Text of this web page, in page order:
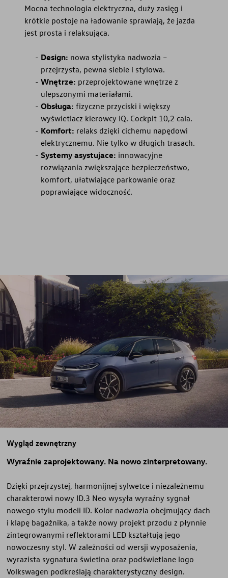
Mocna technologia elektryczna, duży zasięg i
krótkie postoje na ładowanie sprawiają, że jazda
jest prosta i relaksująca.
Design: nowa stylistyka nadwozia –
przejrzysta, pewna siebie i stylowa.
Wnętrze: przeprojektowane wnętrze z
ulepszonymi materiałami.
Obsługa: fizyczne przyciski i większy
wyświetlacz kierowcy IQ. Cockpit 10,2 cala.
Komfort: relaks dzięki cichemu napędowi
elektrycznemu. Nie tylko w długich trasach.
Systemy asystujace: innowacyjne
rozwiązania zwiększające bezpieczeństwo,
komfort, ułatwiające parkowanie oraz
poprawiające widoczność.
Wygląd zewnętrzny
Wyraźnie zaprojektowany. Na nowo zinterpretowany.
Dzięki przejrzystej, harmonijnej sylwetce i niezależnemu
charakterowi nowy ID.3 Neo wysyła wyraźny sygnał
nowego stylu modeli ID. Kolor nadwozia obejmujący dach
i klapę bagażnika, a także nowy projekt przodu z płynnie
zintegrowanymi reflektorami LED kształtują jego
nowoczesny styl. W zależności od wersji wyposażenia,
wyrazista sygnatura świetlna oraz podświetlane logo
Volkswagen podkreślają charakterystyczny design.